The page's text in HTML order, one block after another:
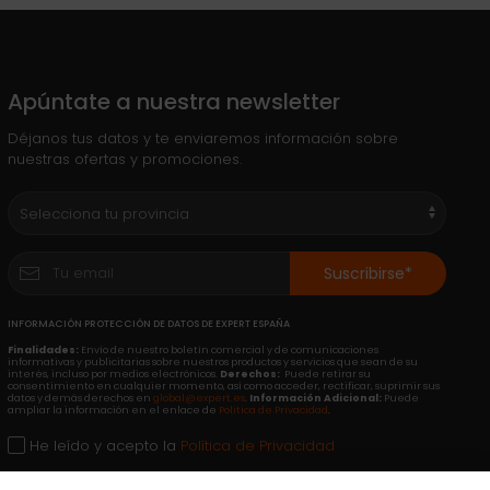
Apúntate a nuestra newsletter
Déjanos tus datos y te enviaremos información sobre
nuestras ofertas y promociones.
Suscribirse*
INFORMACIÓN PROTECCIÓN DE DATOS DE EXPERT ESPAÑA
Finalidades: Envío de nuestro boletín comercial y de comunicaciones
informativas y publicitarias sobre nuestros productos y servicios que sean de su
interés, incluso por medios electrónicos. Derechos: Puede retirar su
consentimiento en cualquier momento, así como acceder, rectificar, suprimir sus
datos y demás derechos en global@expert.es. Información Adicional: Puede
ampliar la información en el enlace de Política de Privacidad.
He leído y acepto la Política de Privacidad